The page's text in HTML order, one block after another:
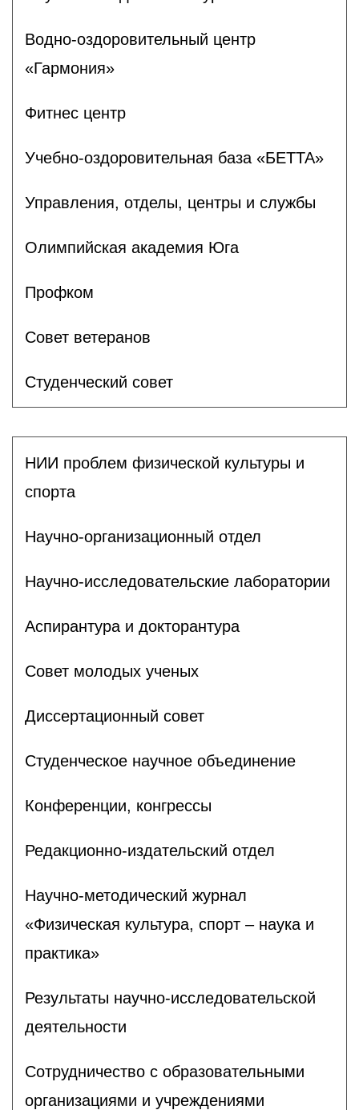
Водно-оздоровительный центр
«Гармония»
Фитнес центр
Учебно-оздоровительная база «БЕТТА»
Управления, отделы, центры и службы
Олимпийская академия Юга
Профком
Совет ветеранов
Студенческий совет
НИИ проблем физической культуры и
спорта
Научно-организационный отдел
Научно-исследовательские лаборатории
Аспирантура и докторантура
Совет молодых ученых
Диссертационный совет
Студенческое научное объединение
Конференции, конгрессы
Редакционно-издательский отдел
Научно-методический журнал
«Физическая культура, спорт – наука и
практика»
Результаты научно-исследовательской
деятельности
Сотрудничество с образовательными
организациями и учреждениями